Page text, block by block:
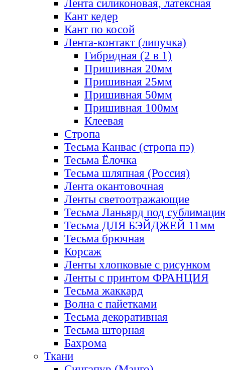
Лента силиконовая, латексная
Кант кедер
Кант по косой
Лента-контакт (липучка)
Гибридная (2 в 1)
Пришивная 20мм
Пришивная 25мм
Пришивная 50мм
Пришивная 100мм
Клеевая
Стропа
Тесьма Канвас (стропа пэ)
Тесьма Ёлочка
Тесьма шляпная (Россия)
Лента окантовочная
Ленты светоотражающие
Тесьма Ланьярд под
Тесьма ДЛЯ БЭЙДЖЕЙ 11мм
Тесьма брючная
Корсаж
Ленты хлопковые с рисунком
Ленты с принтом ФРАНЦИЯ
Тесьма жаккард
Волна с пайетками
Тесьма декоративная
Тесьма шторная
Бахрома
Ткани